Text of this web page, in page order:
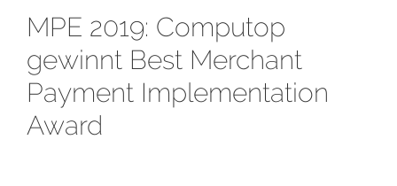
MPE 2019: Computop
gewinnt Best Merchant
Payment Implementation
Award